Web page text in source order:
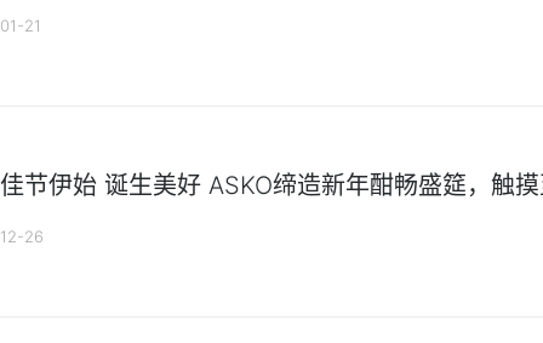
01-21
佳节伊始 诞生美好 ASKO缔造新年酣畅盛筵，触
12-26